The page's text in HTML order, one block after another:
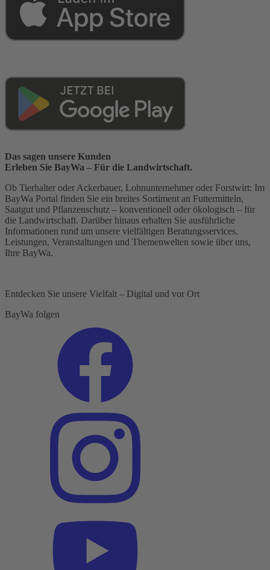
Das sagen unsere Kunden
Erleben Sie BayWa – Für die Landwirtschaft.
Ob Tierhalter oder Ackerbauer, Lohnunternehmer oder Forstwirt: Im
BayWa Portal finden Sie ein breites Sortiment an Futtermitteln,
Saatgut und Pflanzenschutz – konventionell oder ökologisch – für
die Landwirtschaft. Darüber hinaus erhalten Sie ausführliche
Informationen rund um unsere vielfältigen Beratungsservices,
Leistungen, Veranstaltungen und Themenwelten sowie über uns,
Ihre BayWa.
Entdecken Sie unsere Vielfalt – Digital und vor Ort
BayWa folgen